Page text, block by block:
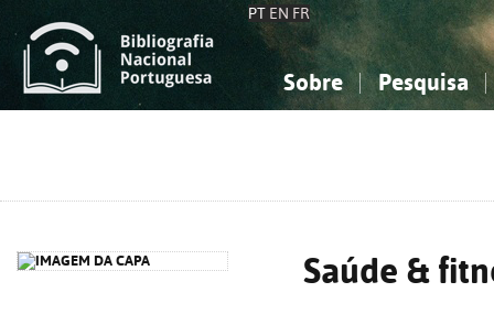
PT EN FR
Sobre Pesquisa
Saúde &